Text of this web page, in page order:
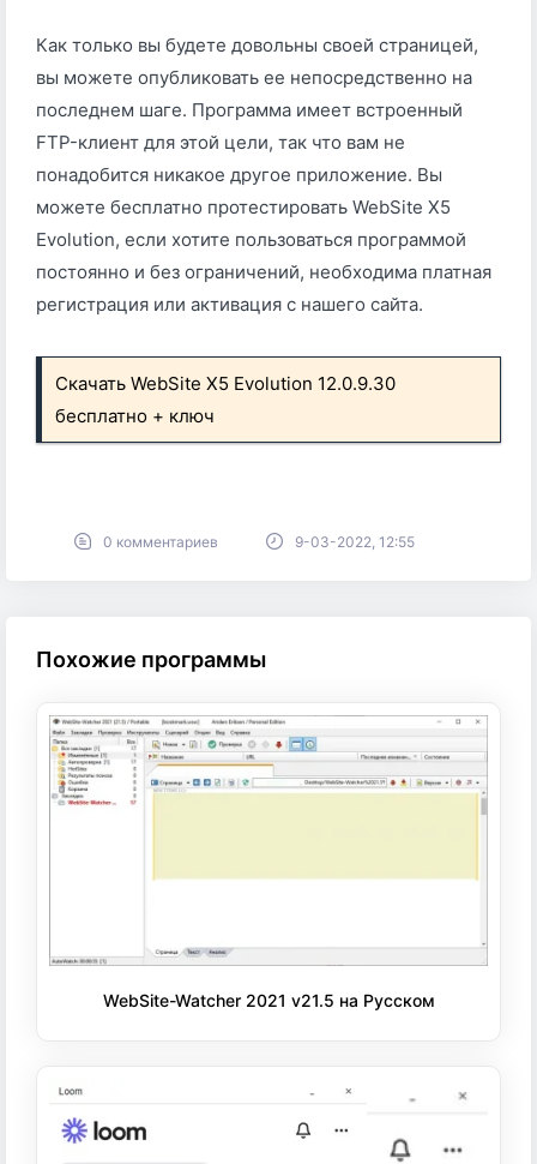
Как только вы будете довольны своей страницей,
вы можете опубликовать ее непосредственно на
последнем шаге. Программа имеет встроенный
FTP-клиент для этой цели, так что вам не
понадобится никакое другое приложение. Вы
можете бесплатно протестировать WebSite X5
Evolution, если хотите пользоваться программой
постоянно и без ограничений, необходима платная
регистрация или активация с нашего сайта.
Скачать WebSite X5 Evolution 12.0.9.30
бесплатно + ключ
0 комментариев 9-03-2022, 12:55
Похожие программы
WebSite-Watcher 2021 v21.5 на Русском